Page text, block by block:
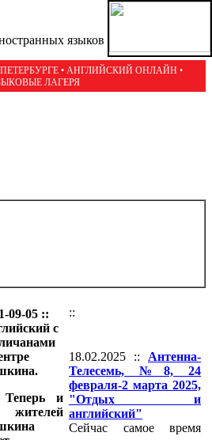
языков
• АНГЛИЙСКИЙ ОНЛАЙН •
ЛАГЕРЯ
09-05 ::
с
Теперь и
::
18.02.2025 :: Антенна-
Телесемь, №8, 24
февраля-2 марта 2025,
"Отдых и
английский"
Сейчас самое время